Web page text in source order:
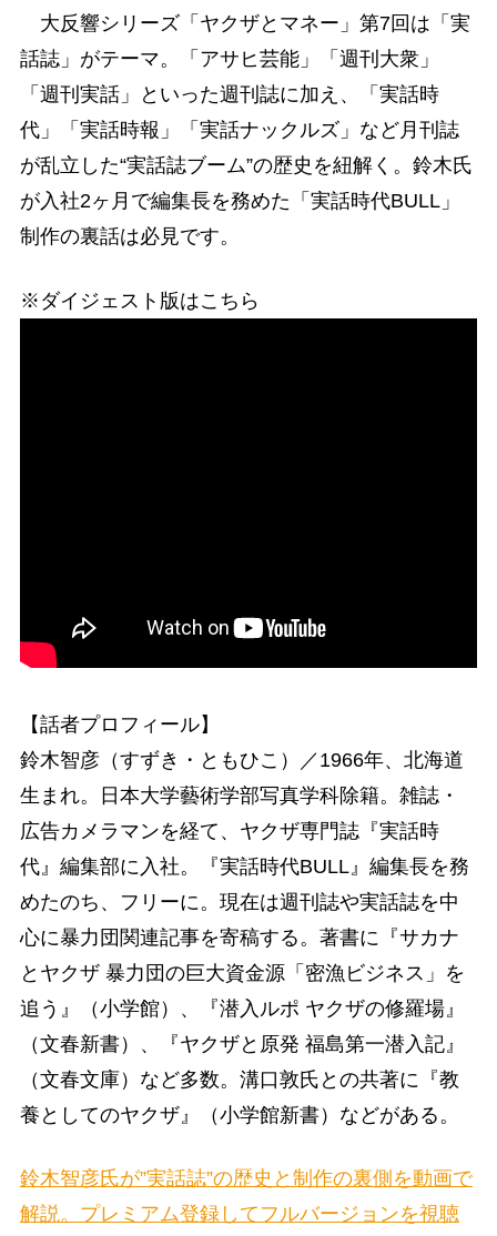
大反響シリーズ「ヤクザとマネー」第7回は「実
話誌」がテーマ。「アサヒ芸能」「週刊大衆」
「週刊実話」といった週刊誌に加え、「実話時
代」「実話時報」「実話ナックルズ」など月刊誌
が乱立した“実話誌ブーム”の歴史を紐解く。鈴木氏
が入社2ヶ月で編集長を務めた「実話時代BULL」
制作の裏話は必見です。
※ダイジェスト版はこちら
【話者プロフィール】
鈴木智彦（すずき・ともひこ）／1966年、北海道
生まれ。日本大学藝術学部写真学科除籍。雑誌・
広告カメラマンを経て、ヤクザ専門誌『実話時
代』編集部に入社。『実話時代BULL』編集長を務
めたのち、フリーに。現在は週刊誌や実話誌を中
心に暴力団関連記事を寄稿する。著書に『サカナ
とヤクザ 暴力団の巨大資金源「密漁ビジネス」を
追う』（小学館）、『潜入ルポ ヤクザの修羅場』
（文春新書）、『ヤクザと原発 福島第一潜入記』
（文春文庫）など多数。溝口敦氏との共著に『教
養としてのヤクザ』（小学館新書）などがある。
鈴木智彦氏が”実話誌”の歴史と制作の裏側を動画で
解説。プレミアム登録してフルバージョンを視聴